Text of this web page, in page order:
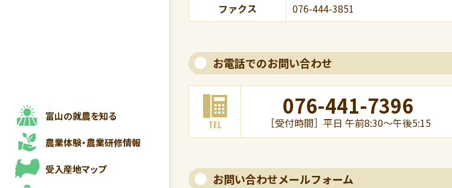
富山の就農を知る
農業体験・農業研修情報
受入産地マップ
ファクス
076-444-3851
お電話でのお問い合わせ
TEL
076-441-7396
［受付時間］ 平日 午前8:30～午後5:15
お問い合わせメールフォーム